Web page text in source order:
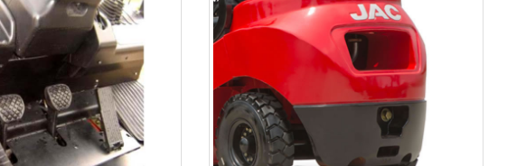
Moteur
Puissance nominale（kw/r.p.m）
34.3～
36.5/2500
137.7/1800
Alésage x Course（mm）
86×102
Nombre de cylindres
Déplacement（L）
2.369
Capacité du réservoir de carburant（L）
60